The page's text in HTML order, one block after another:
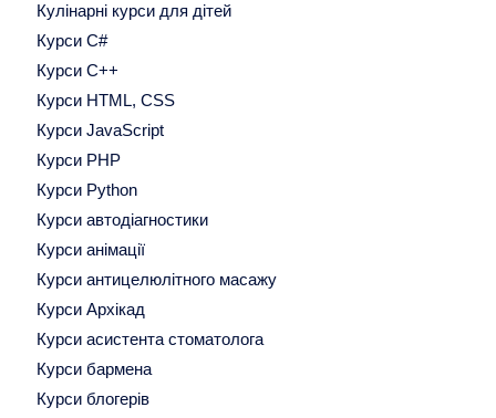
Кулінарні курси для дітей
Курси C#
Курси C++
Курси HTML, CSS
Курси JavaScript
Курси PHP
Курси Python
Курси автодіагностики
Курси анімації
Курси антицелюлітного масажу
Курси Архікад
Курси асистента стоматолога
Курси бармена
Курси блогерів